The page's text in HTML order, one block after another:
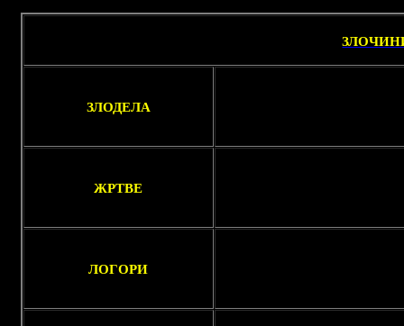
ЗЛОДЕЛА
ЖРТВЕ
ЛОГОРИ